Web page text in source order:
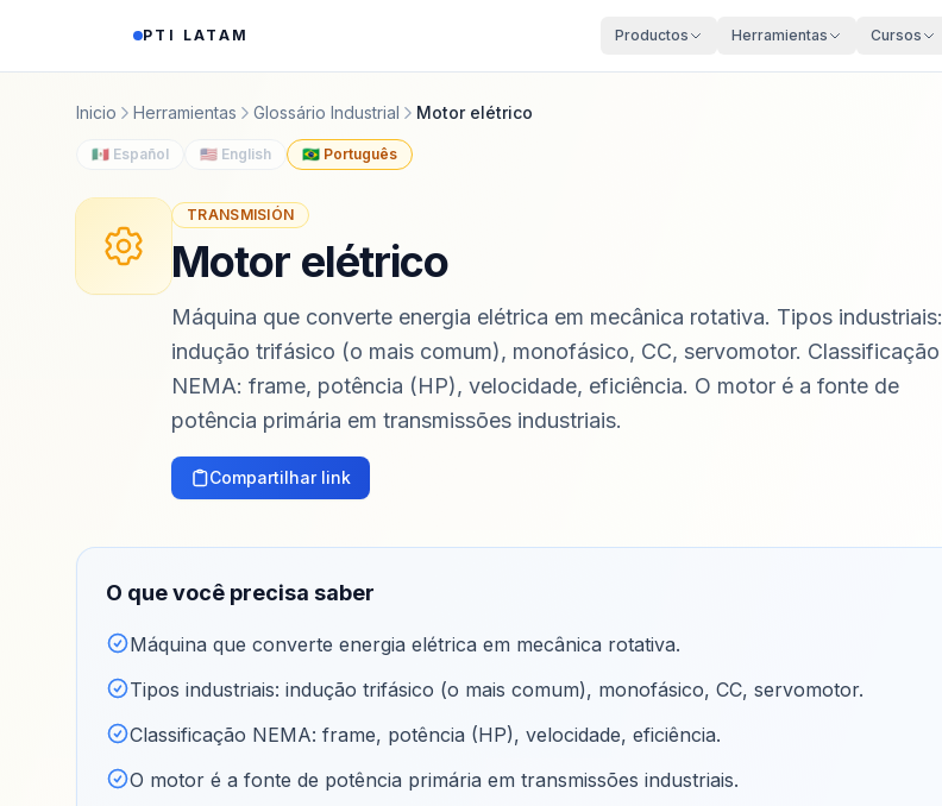
PTI LATAM Productos Herramientas Cursos
Inicio Herramientas Glossário Industrial Motor elétrico
🇲🇽 Español 🇺🇸 English 🇧🇷 Português
TRANSMISIÓN
Motor elétrico
Máquina que converte energia elétrica em mecânica rotativa. Tipos industriais:
indução trifásico (o mais comum), monofásico, CC, servomotor. Classificação
NEMA: frame, potência (HP), velocidade, eficiência. O motor é a fonte de
potência primária em transmissões industriais.
Compartilhar link
O que você precisa saber
Máquina que converte energia elétrica em mecânica rotativa.
Tipos industriais: indução trifásico (o mais comum), monofásico, CC, servomotor.
Classificação NEMA: frame, potência (HP), velocidade, eficiência.
O motor é a fonte de potência primária em transmissões industriais.